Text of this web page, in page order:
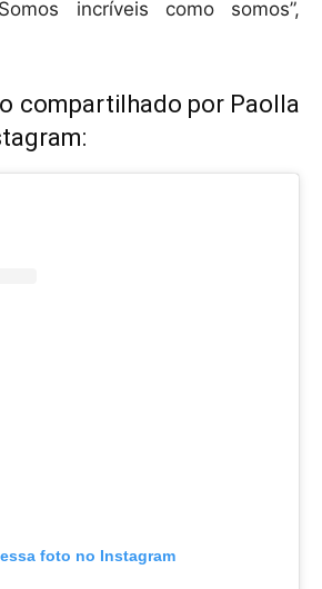
incríveis como somos”,
compartilhado por Paolla
foto no Instagram